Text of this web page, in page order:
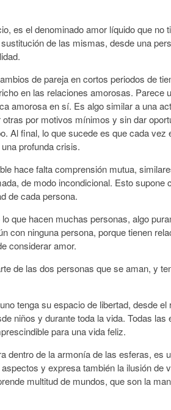
es el denominado amor líquido que no
de las mismas, desde una
de pareja en cortos periodos de
en las relaciones amorosas. Parece
amorosa en sí. Es algo similar a una
por motivos mínimos y sin dar
Al final, lo que sucede es que cada vez
profunda crisis.
hace falta comprensión mutua,
de modo incondicional. Esto supone
de cada persona.
que hacen muchas personas, algo
con ninguna persona, porque tienen
considerar amor.
de las dos personas que se aman, y
tenga su espacio de libertad, desde el
niños y durante toda la vida. Todas las
para una vida feliz.
dentro de la armonía de las esferas, es
y expresa también la ilusión de
multitud de mundos, que son la